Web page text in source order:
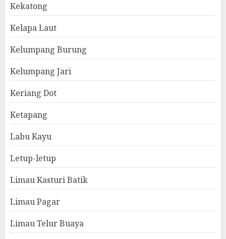
Kekatong
Kelapa Laut
Kelumpang Burung
Kelumpang Jari
Keriang Dot
Ketapang
Labu Kayu
Letup-letup
Limau Kasturi Batik
Limau Pagar
Limau Telur Buaya